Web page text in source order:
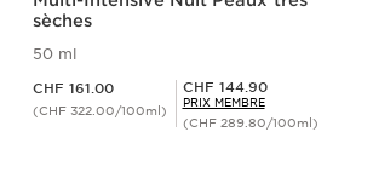
sèches
50 ml
CHF 161.00
(CHF 322.00/100ml)
Prix Sérénité CHF 144.90
CHF 144.90
PRIX MEMBRE
(CHF 289.80/100ml)